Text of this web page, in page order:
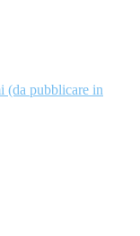
(da pubblicare in